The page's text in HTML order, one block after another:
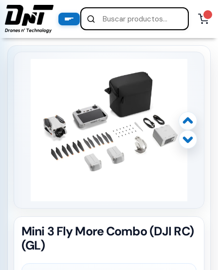
Mini 3 Fly More Combo (DJI RC)
(GL)
PRODUCTOS
productos destacados